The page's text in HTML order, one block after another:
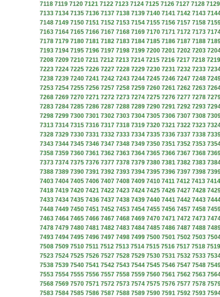
7118 7119 7120 7121 7122 7123 7124 7125 7126 7127 7128 7129
7133 7134 7135 7136 7137 7138 7139 7140 7141 7142 7143
7148 7149 7150 7151 7152 7153 7154 7155 7156 7157 7158
7163 7164 7165 7166 7167 7168 7169 7170 7171 7172 7173
7178 7179 7180 7181 7182 7183 7184 7185 7186 7187 7188
7193 7194 7195 7196 7197 7198 7199 7200 7201 7202 7203
7208 7209 7210 7211 7212 7213 7214 7215 7216 7217 7218 7219
7223 7224 7225 7226 7227 7228 7229 7230 7231 7232 7233
7238 7239 7240 7241 7242 7243 7244 7245 7246 7247 7248
7253 7254 7255 7256 7257 7258 7259 7260 7261 7262 7263
7268 7269 7270 7271 7272 7273 7274 7275 7276 7277 7278
7283 7284 7285 7286 7287 7288 7289 7290 7291 7292 7293
7298 7299 7300 7301 7302 7303 7304 7305 7306 7307 7308
7313 7314 7315 7316 7317 7318 7319 7320 7321 7322 7323
7328 7329 7330 7331 7332 7333 7334 7335 7336 7337 7338
7343 7344 7345 7346 7347 7348 7349 7350 7351 7352 7353
7358 7359 7360 7361 7362 7363 7364 7365 7366 7367 7368
7373 7374 7375 7376 7377 7378 7379 7380 7381 7382 7383
7388 7389 7390 7391 7392 7393 7394 7395 7396 7397 7398
7403 7404 7405 7406 7407 7408 7409 7410 7411 7412 7413 7414
7418 7419 7420 7421 7422 7423 7424 7425 7426 7427 7428
7433 7434 7435 7436 7437 7438 7439 7440 7441 7442 7443
7448 7449 7450 7451 7452 7453 7454 7455 7456 7457 7458
7463 7464 7465 7466 7467 7468 7469 7470 7471 7472 7473
7478 7479 7480 7481 7482 7483 7484 7485 7486 7487 7488
7493 7494 7495 7496 7497 7498 7499 7500 7501 7502 7503
7508 7509 7510 7511 7512 7513 7514 7515 7516 7517 7518 7519
7523 7524 7525 7526 7527 7528 7529 7530 7531 7532 7533
7538 7539 7540 7541 7542 7543 7544 7545 7546 7547 7548
7553 7554 7555 7556 7557 7558 7559 7560 7561 7562 7563
7568 7569 7570 7571 7572 7573 7574 7575 7576 7577 7578
7583 7584 7585 7586 7587 7588 7589 7590 7591 7592 7593